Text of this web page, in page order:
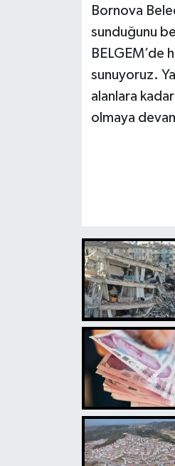
Bornova
sunduğunu
sunuyoruz.
alanlara
olmaya